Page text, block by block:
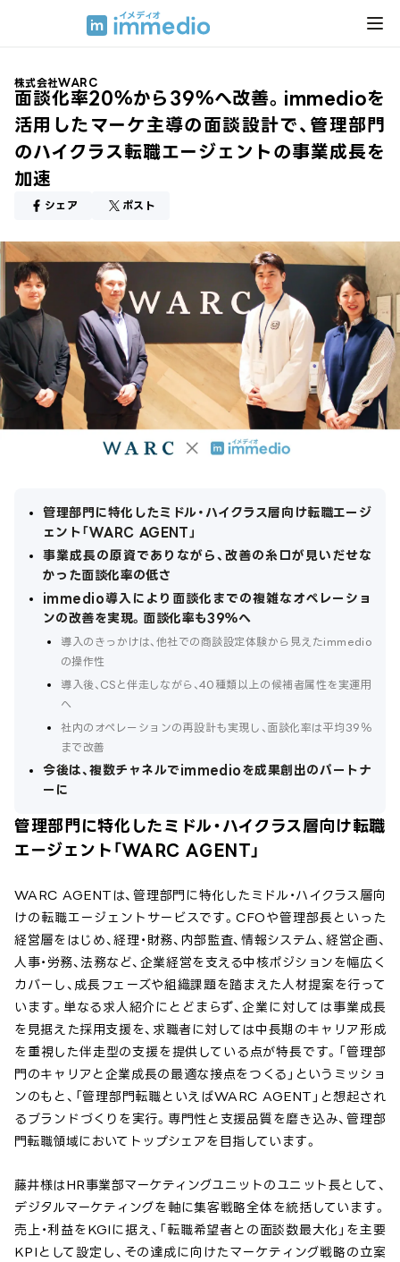
株式会社WARC
面談化率20％から39％へ改善。immedioを
活用したマーケ主導の面談設計で、管理部門
のハイクラス転職エージェントの事業成長を
加速
シェア ポスト
管理部門に特化したミドル・ハイクラス層向け転職エージ
ェント「WARC AGENT」
事業成長の原資でありながら、改善の糸口が見いだせな
かった面談化率の低さ
immedio導入により面談化までの複雑なオペレーショ
ンの改善を実現。面談化率も39％へ
導入のきっかけは、他社での商談設定体験から見えたimmedio
の操作性
導入後、CSと伴走しながら、40種類以上の候補者属性を実運用
へ
社内のオペレーションの再設計も実現し、面談化率は平均39％
まで改善
今後は、複数チャネルでimmedioを成果創出のパートナ
ーに
管理部門に特化したミドル・ハイクラス層向け転職
エージェント「WARC AGENT」
WARC AGENTは、管理部門に特化したミドル・ハイクラス層向
けの転職エージェントサービスです。CFOや管理部長といった
経営層をはじめ、経理・財務、内部監査、情報システム、経営企画、
人事・労務、法務など、企業経営を支える中核ポジションを幅広く
カバーし、成長フェーズや組織課題を踏まえた人材提案を行って
います。単なる求人紹介にとどまらず、企業に対しては事業成長
を見据えた採用支援を、求職者に対しては中長期のキャリア形成
を重視した伴走型の支援を提供している点が特長です。「管理部
門のキャリアと企業成長の最適な接点をつくる」というミッショ
ンのもと、「管理部門転職といえばWARC AGENT」と想起され
るブランドづくりを実行。専門性と支援品質を磨き込み、管理部
門転職領域においてトップシェアを目指しています。
藤井様はHR事業部マーケティングユニットのユニット長として、
デジタルマーケティングを軸に集客戦略全体を統括しています。
売上・利益をKGIに据え、「転職希望者との面談数最大化」を主要
KPIとして設定し、その達成に向けたマーケティング戦略の立案